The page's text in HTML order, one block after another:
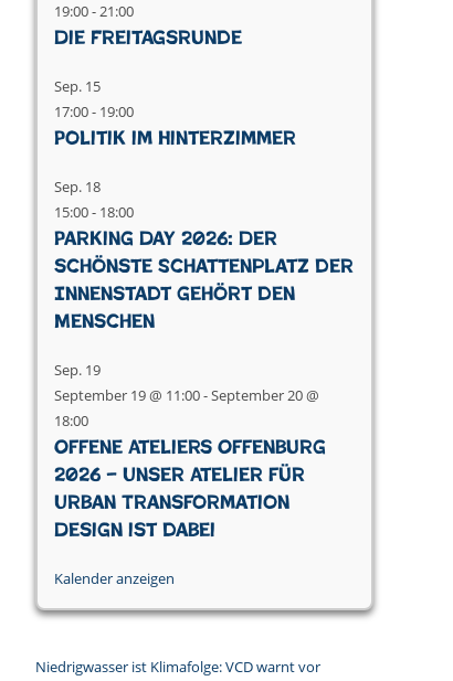
19:00-21:00
Die Freitagsrunde
Sep. 15
17:00- 19:00
Politik im Hinterzimmer
Sep. 18
15:00- 18:00
Parking Day 2026: Der
schönste Schattenplatz der
Innenstadt gehört den
Menschen
Sep. 19
September 19 @ 11:00-September 20 @
18:00
Offene Ateliers Offenburg
2026 – Unser Atelier für
Urban Transformation
Design ist dabei
Kalender anzeigen
Niedrigwasser ist Klimafolge: VCD warnt vor